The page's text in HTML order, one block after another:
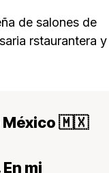
de salones de
rstaurantera y
México 🇲🇽
mi